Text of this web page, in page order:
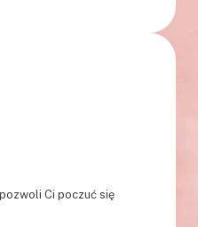
Ci poczuć się